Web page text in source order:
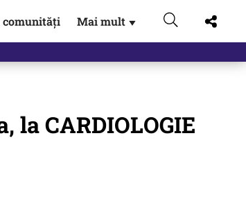
comunități Mai mult ▼
la CARDIOLOGIE